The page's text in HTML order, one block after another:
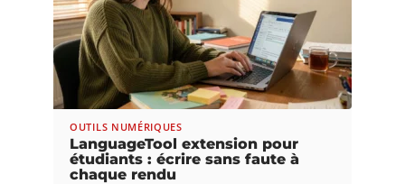
OUTILS NUMÉRIQUES
LanguageTool extension pour
étudiants : écrire sans faute à
chaque rendu